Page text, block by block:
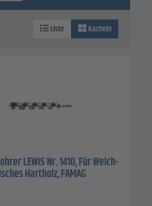
Liste Kacheln
LEWIS Nr. 1410, Für Weich-
Hartholz, FAMAG